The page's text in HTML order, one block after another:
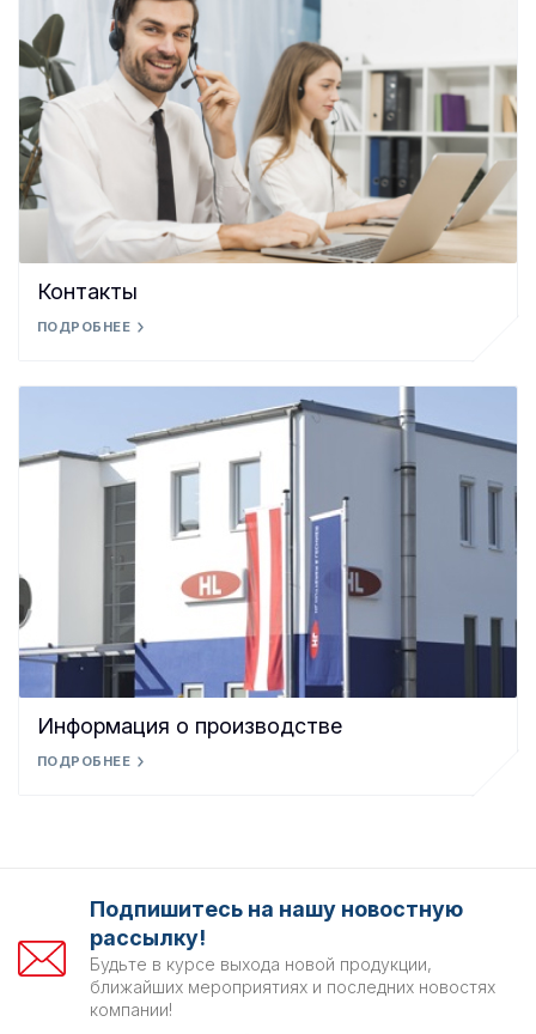
Контакты
ПОДРОБНЕЕ
Информация о производстве
ПОДРОБНЕЕ
Подпишитесь на нашу новостную
рассылку!
Будьте в курсе выхода новой продукции,
ближайших мероприятиях и последних новостях
компании!